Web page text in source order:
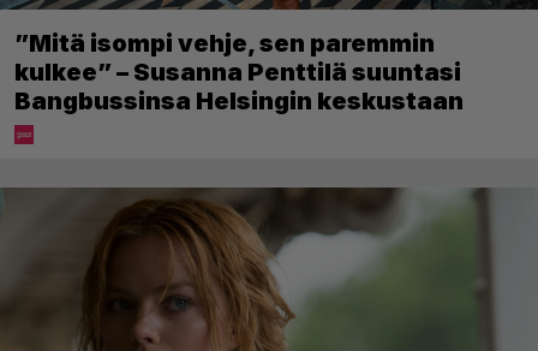
”Mitä isompi vehje, sen paremmin
kulkee” – Susanna Penttilä suuntasi
Bangbussinsa Helsingin keskustaan